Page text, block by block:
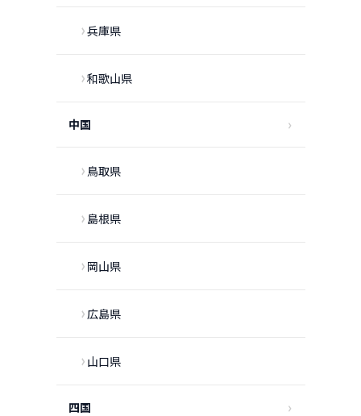
兵庫県
和歌山県
中国
鳥取県
島根県
岡山県
広島県
山口県
四国